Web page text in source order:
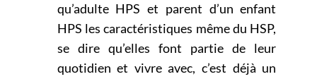
qu’adulte HPS et parent d’un enfant
HPS les caractéristiques même du HSP,
se dire qu’elles font partie de leur
quotidien et vivre avec, c’est déjà un